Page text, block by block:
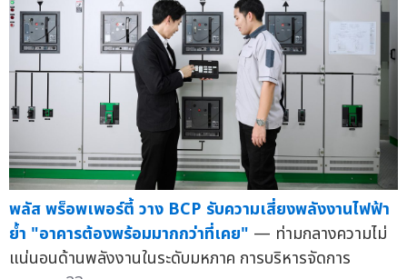
พลัส พร็อพเพอร์ตี้ วาง BCP รับความเสี่ยงพลังงานไฟฟ้า
ย้ำ "อาคารต้องพร้อมมากกว่าที่เคย" — ท่ามกลางความไม่
แน่นอนด้านพลังงานในระดับมหภาค การบริหารจัดการ